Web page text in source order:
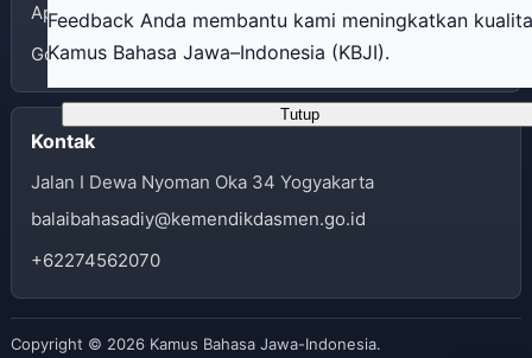
Feedback Anda membantu kami meningkatkan
Kamus Bahasa Jawa–Indonesia (KBJI).
Tutup
App Store
Google Play
Kontak
Jalan I Dewa Nyoman Oka 34 Yogyakarta
balaibahasadiy@kemendikdasmen.go.id
+62274562070
Copyright © 2026 Kamus Bahasa Jawa-Indonesia.